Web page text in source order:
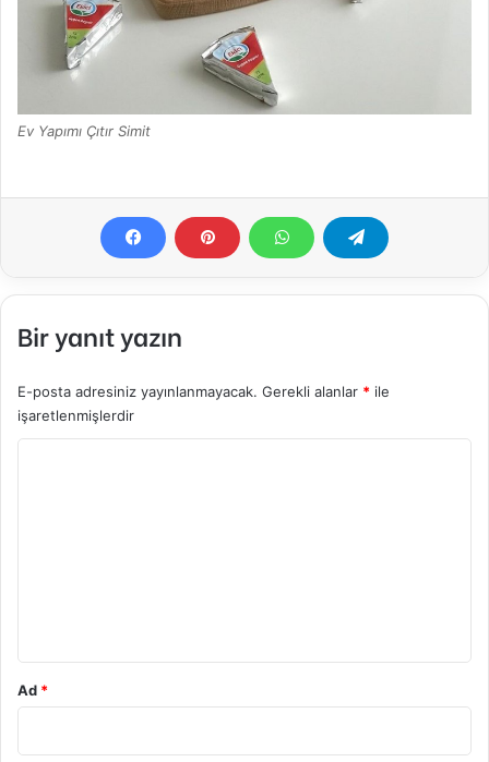
Ev Yapımı Çıtır Simit
Bir yanıt yazın
E-posta adresiniz yayınlanmayacak. Gerekli alanlar * ile
işaretlenmişlerdir
Ad *